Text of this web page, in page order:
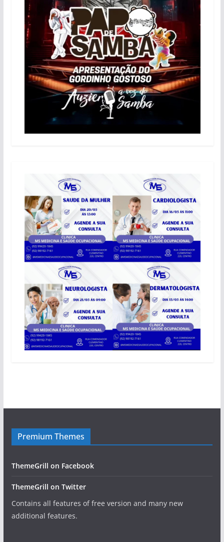
Premium Themes
ThemeGrill on Facebook
ThemeGrill on Twitter
Contains all features of free version and many new
additional features.